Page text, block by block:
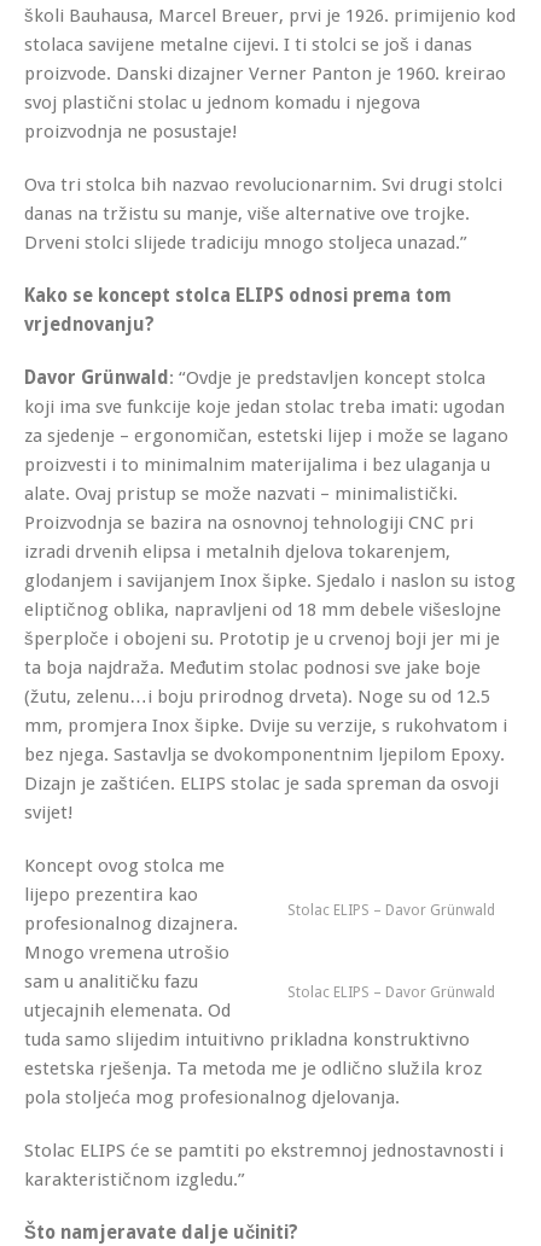
školi Bauhausa, Marcel Breuer, prvi je 1926. primijenio kod
stolaca savijene metalne cijevi. I ti stolci se još i danas
proizvode. Danski dizajner Verner Panton je 1960. kreirao
svoj plastični stolac u jednom komadu i njegova
proizvodnja ne posustaje!
Ova tri stolca bih nazvao revolucionarnim. Svi drugi stolci
danas na tržistu su manje, više alternative ove trojke.
Drveni stolci slijede tradiciju mnogo stoljeca unazad.”
Kako se koncept stolca ELIPS odnosi prema tom
vrjednovanju?
Davor Grünwald : “Ovdje je predstavljen koncept stolca
koji ima sve funkcije koje jedan stolac treba imati: ugodan
za sjedenje – ergonomičan, estetski lijep i može se lagano
proizvesti i to minimalnim materijalima i bez ulaganja u
alate. Ovaj pristup se može nazvati – minimalistički.
Proizvodnja se bazira na osnovnoj tehnologiji CNC pri
izradi drvenih elipsa i metalnih djelova tokarenjem,
glodanjem i savijanjem Inox šipke. Sjedalo i naslon su istog
eliptičnog oblika, napravljeni od 18 mm debele višeslojne
šperploče i obojeni su. Prototip je u crvenoj boji jer mi je
ta boja najdraža. Međutim stolac podnosi sve jake boje
(žutu, zelenu…i boju prirodnog drveta). Noge su od 12.5
mm, promjera Inox šipke. Dvije su verzije, s rukohvatom i
bez njega. Sastavlja se dvokomponentnim ljepilom Epoxy.
Dizajn je zaštićen. ELIPS stolac je sada spreman da osvoji
svijet!
Stolac ELIPS – Davor Grünwald
Stolac ELIPS – Davor Grünwald
Koncept ovog stolca me
lijepo prezentira kao
profesionalnog dizajnera.
Mnogo vremena utrošio
sam u analitičku fazu
utjecajnih elemenata. Od
tuda samo slijedim intuitivno prikladna konstruktivno
estetska rješenja. Ta metoda me je odlično služila kroz
pola stoljeća mog profesionalnog djelovanja.
Stolac ELIPS će se pamtiti po ekstremnoj jednostavnosti i
karakterističnom izgledu.”
Što namjeravate dalje učiniti?